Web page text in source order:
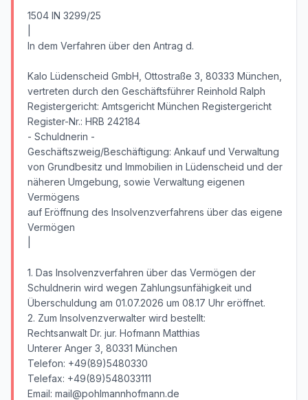
1504 IN 3299/25
In dem Verfahren über den Antrag d.
Kalo Lüdenscheid GmbH, Ottostraße 3, 80333 München,
vertreten durch den Geschäftsführer Reinhold Ralph
Registergericht: Amtsgericht München Registergericht
Register-Nr.: HRB 242184
- Schuldnerin -
Geschäftszweig/Beschäftigung: Ankauf und Verwaltung
von Grundbesitz und Immobilien in Lüdenscheid und der
näheren Umgebung, sowie Verwaltung eigenen
Vermögens
auf Eröffnung des Insolvenzverfahrens über das eigene
Vermögen
1. Das Insolvenzverfahren über das Vermögen der
Schuldnerin wird wegen Zahlungsunfähigkeit und
Überschuldung am 01.07.2026 um 08.17 Uhr eröffnet.
2. Zum Insolvenzverwalter wird bestellt:
Rechtsanwalt Dr. jur. Hofmann Matthias
Unterer Anger 3, 80331 München
Telefon: +49(89)5480330
Telefax: +49(89)548033111
Email: mail@pohlmannhofmann.de